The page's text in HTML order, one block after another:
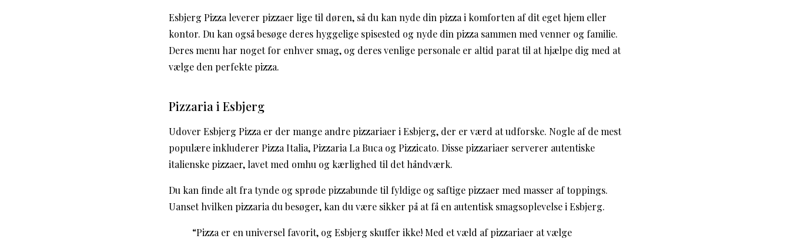
Esbjerg Pizza leverer pizzaer lige til døren, så du kan nyde din pizza i komforten af dit eget hjem eller
kontor. Du kan også besøge deres hyggelige spisested og nyde din pizza sammen med venner og familie.
Deres menu har noget for enhver smag, og deres venlige personale er altid parat til at hjælpe dig med at
vælge den perfekte pizza.
Pizzaria i Esbjerg
Udover Esbjerg Pizza er der mange andre pizzariaer i Esbjerg, der er værd at udforske. Nogle af de mest
populære inkluderer Pizza Italia, Pizzaria La Buca og Pizzicato. Disse pizzariaer serverer autentiske
italienske pizzaer, lavet med omhu og kærlighed til det håndværk.
Du kan finde alt fra tynde og sprøde pizzabunde til fyldige og saftige pizzaer med masser af toppings.
Uanset hvilken pizzaria du besøger, kan du være sikker på at få en autentisk smagsoplevelse i Esbjerg.
“Pizza er en universel favorit, og Esbjerg skuffer ikke! Med et væld af pizzariaer at vælge